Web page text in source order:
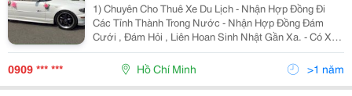
1) Chuyên Cho Thuê Xe Du Lịch - Nhận Hợp Đồng Đi
Các Tỉnh Thành Trong Nước - Nhận Hợp Đồng Đám
Cưới , Đám Hỏi , Liên Hoan Sinh Nhật Gần Xa. - Có Xe
Hoa Đời Mới - Nhận Đưa Đón Sân Bay - Hợp Đồng Công
Ty Dài Hạn Va Ngắn Hạn - Tài Xế Nhiệt Tình Vui Vẻ ,
0909 *** *** Hồ Chí Minh >1 năm